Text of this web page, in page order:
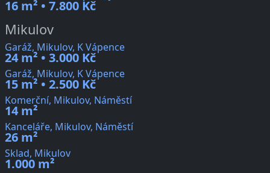
16 m² • 7.800 Kč
Mikulov
Garáž, Mikulov, K Vápence
24 m² • 3.000 Kč
Garáž, Mikulov, K Vápence
15 m² • 2.500 Kč
Komerční, Mikulov, Náměstí
14 m²
Kanceláře, Mikulov, Náměstí
26 m²
Sklad, Mikulov
1.000 m²